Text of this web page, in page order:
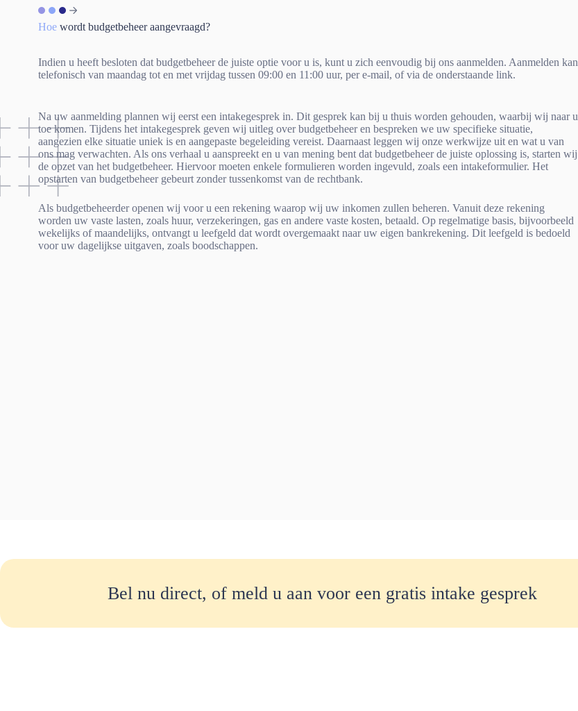
Hoewordt budgetbeheer aangevraagd?
Indien u heeft besloten dat budgetbeheer de juiste optie voor u is, kunt u zich eenvoudig bij ons aanmelden. Aanmelden kan
telefonisch van maandag tot en met vrijdag tussen 09:00 en 11:00 uur, per e-mail, of via de onderstaande link.
Na uw aanmelding plannen wij eerst een intakegesprek in. Dit gesprek kan bij u thuis worden gehouden, waarbij wij naar u
toe komen. Tijdens het intakegesprek geven wij uitleg over budgetbeheer en bespreken we uw specifieke situatie,
aangezien elke situatie uniek is en aangepaste begeleiding vereist. Daarnaast leggen wij onze werkwijze uit en wat u van
ons mag verwachten. Als ons verhaal u aanspreekt en u van mening bent dat budgetbeheer de juiste oplossing is, starten wij
de opzet van het budgetbeheer. Hiervoor moeten enkele formulieren worden ingevuld, zoals een intakeformulier. Het
opstarten van budgetbeheer gebeurt zonder tussenkomst van de rechtbank.
Als budgetbeheerder openen wij voor u een rekening waarop wij uw inkomen zullen beheren. Vanuit deze rekening
worden uw vaste lasten, zoals huur, verzekeringen, gas en andere vaste kosten, betaald. Op regelmatige basis, bijvoorbeeld
wekelijks of maandelijks, ontvangt u leefgeld dat wordt overgemaakt naar uw eigen bankrekening. Dit leefgeld is bedoeld
voor uw dagelijkse uitgaven, zoals boodschappen.
Bel nu direct, of meld u aan voor een gratis intake gesprek